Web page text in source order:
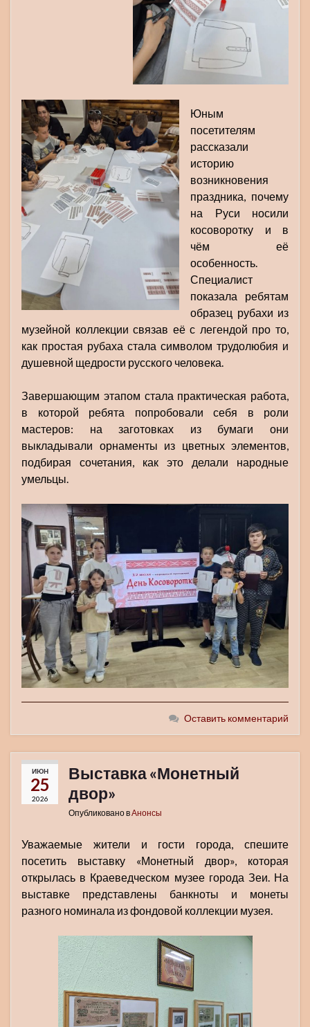
Юным
посетителям
рассказали
историю
возникновения
праздника, почему
на Руси носили
косоворотку и в
чём её
особенность.
Специалист
показала ребятам
образец рубахи из
музейной коллекции связав её с легендой про то,
как простая рубаха стала символом трудолюбия и
душевной щедрости русского человека.
Завершающим этапом стала практическая работа,
в которой ребята попробовали себя в роли
мастеров: на заготовках из бумаги они
выкладывали орнаменты из цветных элементов,
подбирая сочетания, как это делали народные
умельцы.
Оставить комментарий
ИЮН
25
2026
Выставка «Монетный
двор»
Опубликовано вАнонсы
Уважаемые жители и гости города, спешите
посетить выставку «Монетный двор», которая
открылась в Краеведческом музее города Зеи. На
выставке представлены банкноты и монеты
разного номинала из фондовой коллекции музея.